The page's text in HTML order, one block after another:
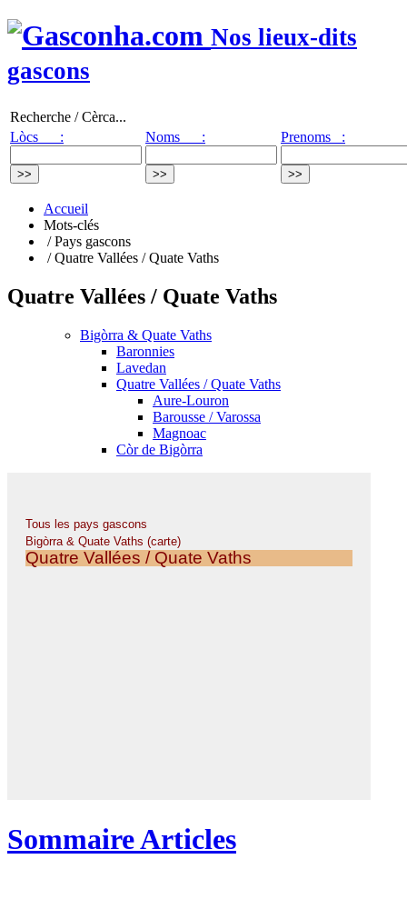
Nos lieux-dits
gascons
Recherche / Cèrca...
Lòcs :
Noms : Prenoms :
Accueil
Mots-clés
/ Pays gascons
/ Quatre Vallées / Quate Vaths
Quatre Vallées / Quate Vaths
Bigòrra & Quate Vaths
Baronnies
Lavedan
Quatre Vallées / Quate Vaths
Aure-Louron
Barousse / Varossa
Magnoac
Còr de Bigòrra
Sommaire Articles